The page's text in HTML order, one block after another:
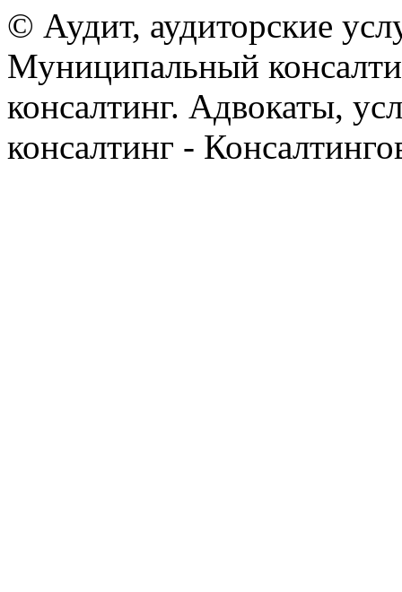
© Аудит, аудиторские
Муниципальный
консалтинг. Адвокаты,
консалтинг -